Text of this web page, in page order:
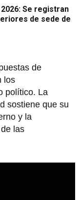
Se registran
de sede de
de
los
político. La
sostiene que su
y la
las